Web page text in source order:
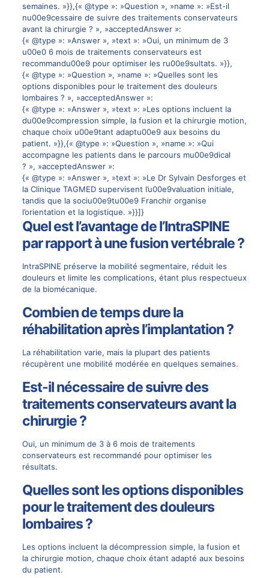
semaines. »}},{« @type »: »Question », »name »: »Est-il
nu00e9cessaire de suivre des traitements conservateurs
avant la chirurgie ? », »acceptedAnswer »:
{« @type »: »Answer », »text »: »Oui, un minimum de 3
u00e0 6 mois de traitements conservateurs est
recommandu00e9 pour optimiser les ru00e9sultats. »}},
{« @type »: »Question », »name »: »Quelles sont les
options disponibles pour le traitement des douleurs
lombaires ? », »acceptedAnswer »:
{« @type »: »Answer », »text »: »Les options incluent la
du00e9compression simple, la fusion et la chirurgie motion,
chaque choix u00e9tant adaptu00e9 aux besoins du
patient. »}},{« @type »: »Question », »name »: »Qui
accompagne les patients dans le parcours mu00e9dical
? », »acceptedAnswer »:
{« @type »: »Answer », »text »: »Le Dr Sylvain Desforges et
la Clinique TAGMED supervisent l’u00e9valuation initiale,
tandis que la sociu00e9tu00e9 Franchir organise
l’orientation et la logistique. »}}]}
Quel est l’avantage de l’IntraSPINE
par rapport à une fusion vertébrale ?
IntraSPINE préserve la mobilité segmentaire, réduit les
douleurs et limite les complications, étant plus respectueux
de la biomécanique.
Combien de temps dure la
réhabilitation après l’implantation ?
La réhabilitation varie, mais la plupart des patients
récupèrent une mobilité modérée en quelques semaines.
Est-il nécessaire de suivre des
traitements conservateurs avant la
chirurgie ?
Oui, un minimum de 3 à 6 mois de traitements
conservateurs est recommandé pour optimiser les
résultats.
Quelles sont les options disponibles
pour le traitement des douleurs
lombaires ?
Les options incluent la décompression simple, la fusion et
la chirurgie motion, chaque choix étant adapté aux besoins
du patient.